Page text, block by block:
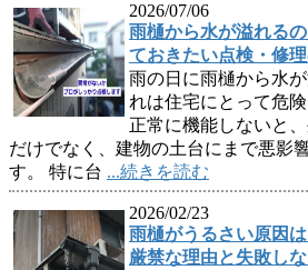
2026/07/06
雨樋から水が溢れる
ておきたい点検・修
雨の日に雨樋から水
れは住宅にとって危
正常に機能しないと
だけでなく、建物の土台にまで悪影
す。 特に台 ...続きを読む
2026/02/23
雨樋がうるさい原因
厳禁な理由と失敗し